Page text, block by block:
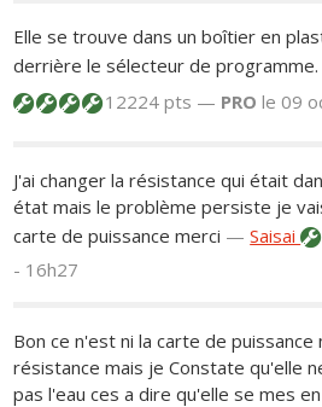
Elle se trouve dans un boîtier en
derrière le sélecteur de programme.
12224 pts — PRO le 09
J'ai changer la résistance qui était
état mais le problème persiste je
carte de puissance merci —Saisai
- 16h27
Bon ce n'est ni la carte de puissance
résistance mais je Constate qu'elle
pas l'eau ces a dire qu'elle se mes